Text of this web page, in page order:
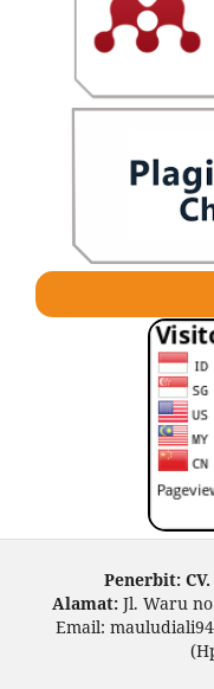
Penerbit:
Alamat: Jl. Waru
Email: